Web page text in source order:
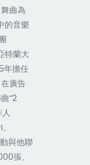
曲為
的音樂
蘭大
年擔任
廣告
“2
與他聯
張、